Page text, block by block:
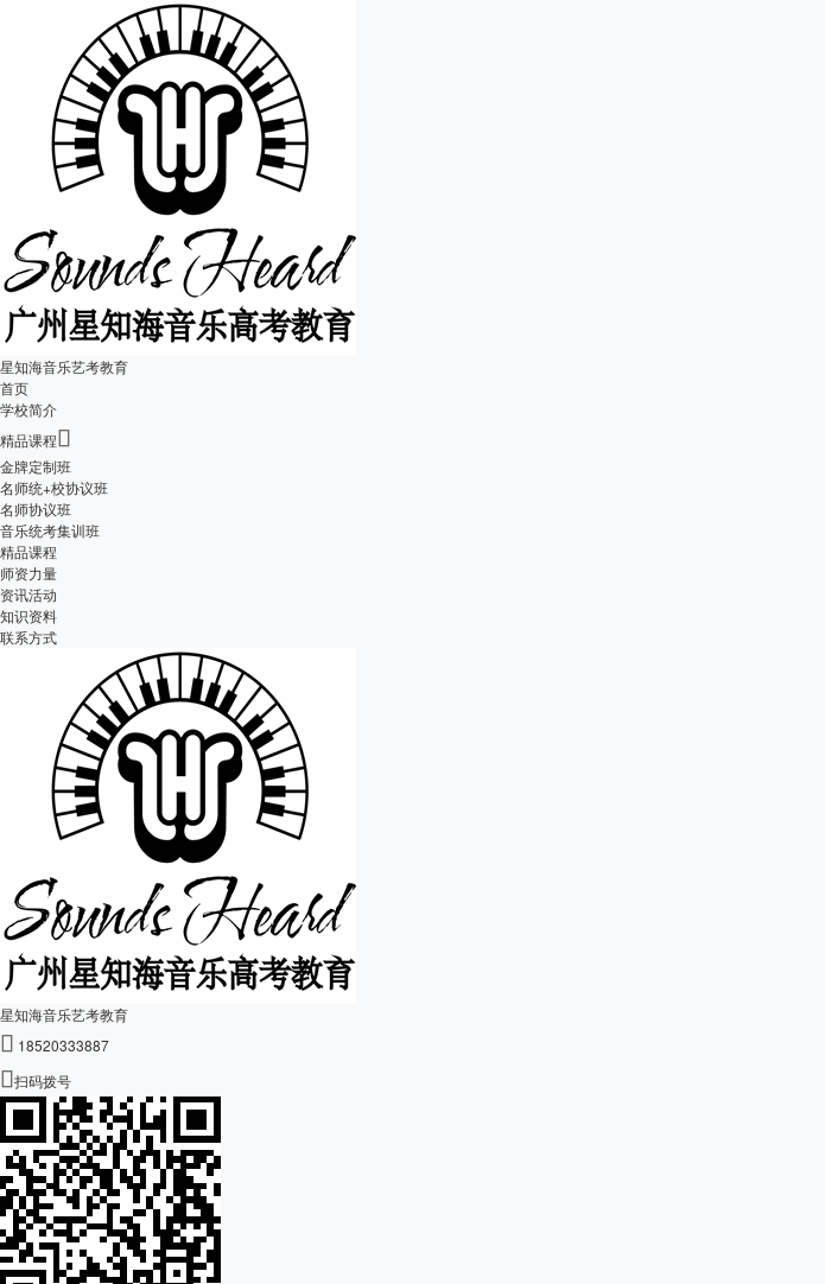
星知海音乐艺考教育
首页
学校简介
精品课程
金牌定制班
名师统+校协议班
名师协议班
音乐统考集训班
精品课程
师资力量
资讯活动
知识资料
联系方式
星知海音乐艺考教育
 18520333887
扫码拨号